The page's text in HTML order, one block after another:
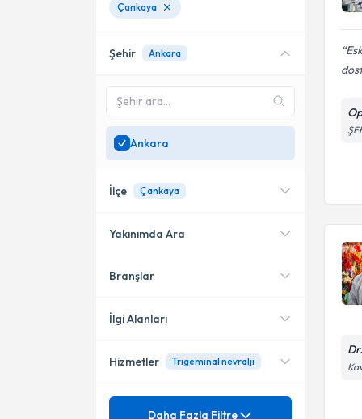
Çankaya
Şehir Ankara
Ankara
İlçe Çankaya
Çankaya
Yenimahalle
Yakınımda Ara
Konumuma yakın uzmanları
Branşlar
Akupunktur
Beyin ve Sinir Cerrahisi
İlgi Alanları
Akupunktur
Hizmetler Trigeminal nevralji
Mezuniyet
Daha Fazla Filtre